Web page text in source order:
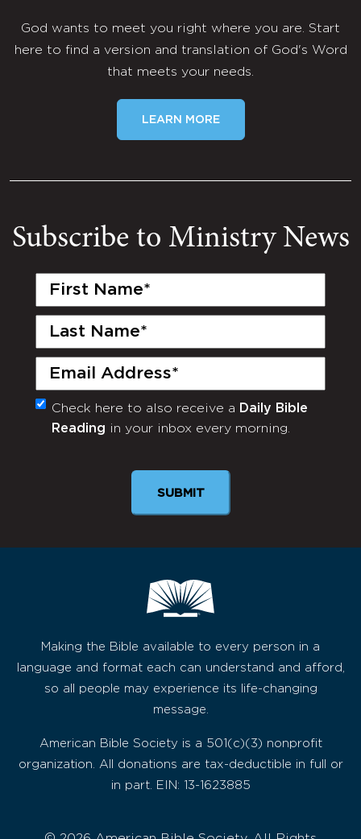
God wants to meet you right where you are. Start
here to find a version and translation of God's Word
that meets your needs.
LEARN MORE
Subscribe to Ministry News
First
Last
Email
(Required)
Monthly
Newsletter
Check here to also receive a Daily Bible
Reading in your inbox every morning.
Making the Bible available to every person in a
language and format each can understand and afford,
so all people may experience its life-changing
message.
American Bible Society is a 501(c)(3) nonprofit
organization. All donations are tax-deductible in full or
in part. EIN: 13-1623885